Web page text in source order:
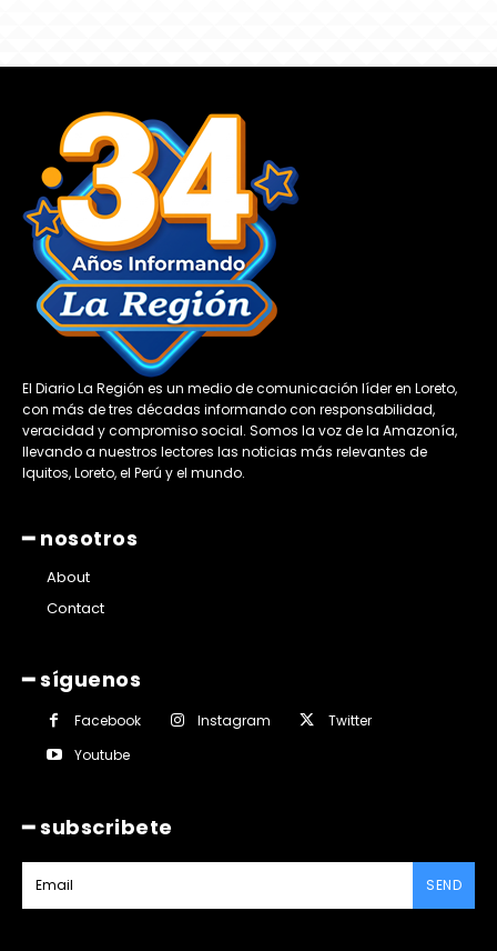
El Diario La Región es un medio de comunicación líder en Loreto,
con más de tres décadas informando con responsabilidad,
veracidad y compromiso social. Somos la voz de la Amazonía,
llevando a nuestros lectores las noticias más relevantes de
Iquitos, Loreto, el Perú y el mundo.
━ nosotros
About
Contact
━ síguenos
Facebook Instagram
Twitter
Youtube
━ subscribete
SEND